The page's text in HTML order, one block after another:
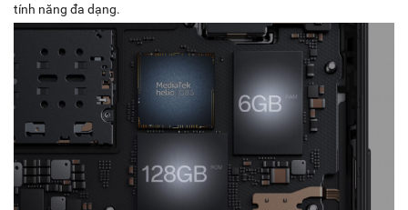
tính năng đa dạng.